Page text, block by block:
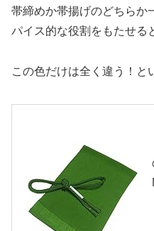
帯締めか帯揚げのどちらか
パイス的な役割をもたせる
この色だけは全く違う！と